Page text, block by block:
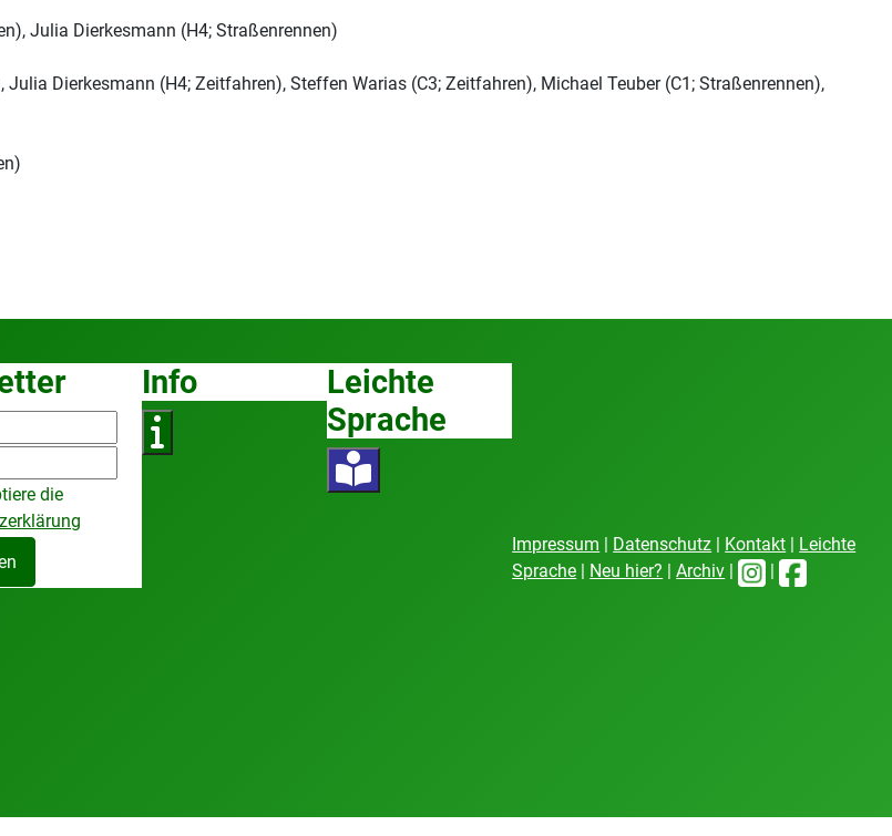
Julia Dierkesmann (H4; Straßenrennen)
Dierkesmann (H4; Zeitfahren), Steffen Warias (C3; Zeitfahren), Michael Teuber (C1; Straßenrennen),
die
Info
Leichte
Sprache
Impressum Datenschutz Kontakt
Leichte
Sprache
Neu hier? |Archiv